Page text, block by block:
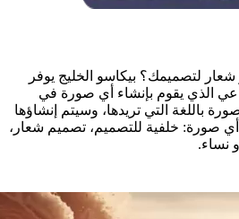
لتصميمك؟ بيكاسو الخليج يوفر
الذي يقوم بإنشاء أي صورة في
باللغة التي تريدها، وسيتم إنشاؤها
صورة: خلفية للتصميم، تصميم شعار،
نساء.